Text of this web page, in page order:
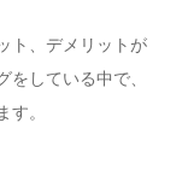
ト、デメリットが
している中で、
す。